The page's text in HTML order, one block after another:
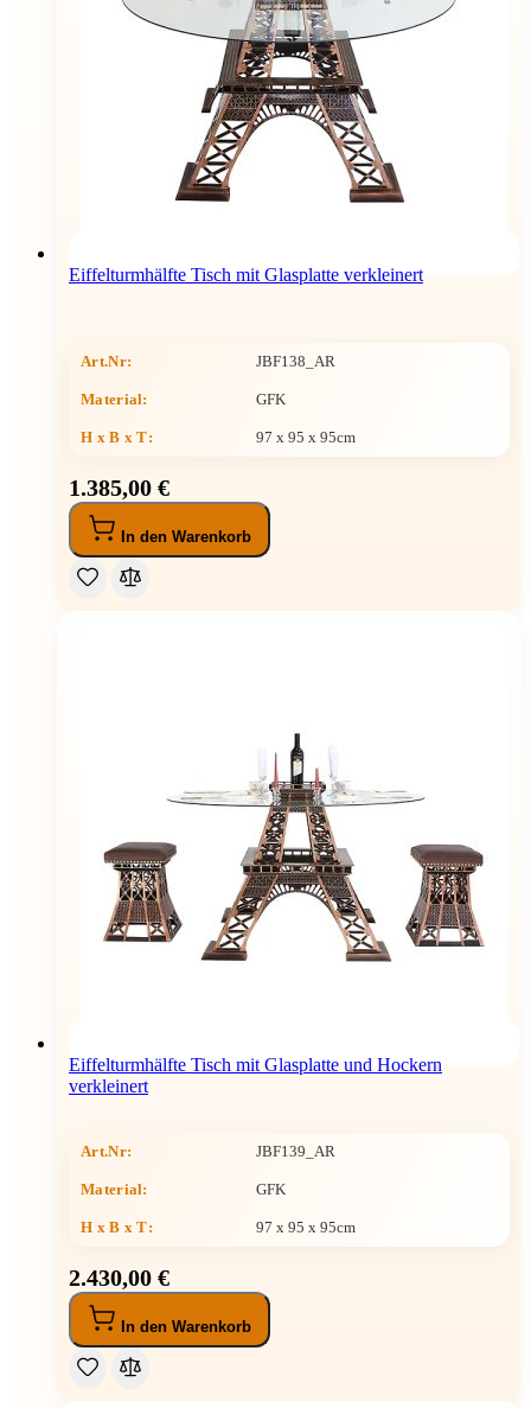
Eiffelturmhälfte Tisch mit Glasplatte verkleinert
Art.Nr: JBF138_AR
Material: GFK
H x B x T: 97 x 95 x 95cm
1.385,00 €
In den Warenkorb
Eiffelturmhälfte Tisch mit Glasplatte und Hockern
verkleinert
Art.Nr: JBF139_AR
Material: GFK
H x B x T: 97 x 95 x 95cm
2.430,00 €
In den Warenkorb